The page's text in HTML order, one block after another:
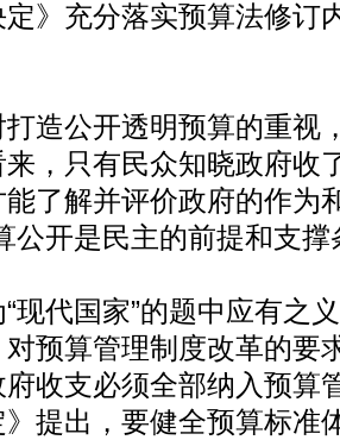
》充分落实预算法修订
公开透明预算的重视
，只有民众知晓政府收
了解并评价政府的作为
公开是民主的前提和支撑
代国家”的题中应有之
预算管理制度改革的要
收支必须全部纳入预算
提出，要健全预算标准